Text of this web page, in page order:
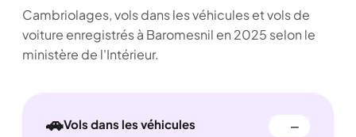
Cambriolages, vols dans les véhicules et vols de
voiture enregistrés à Baromesnil en 2025 selon le
ministère de l'Intérieur.
🚗Vols dans les véhicules —